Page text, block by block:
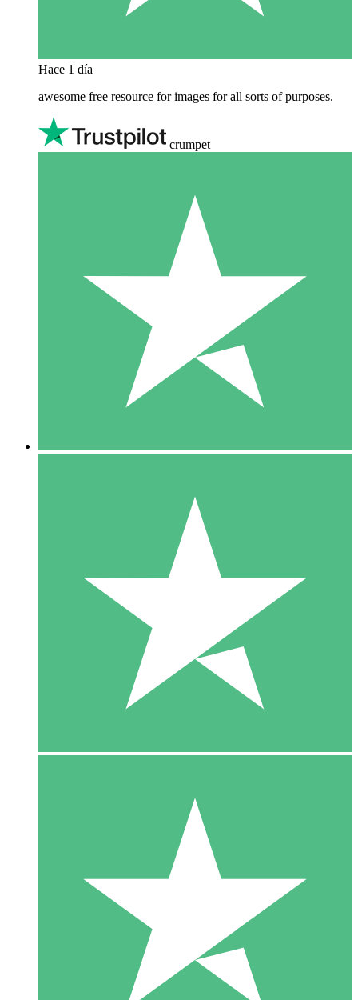
Hace 1 día
awesome free resource for images for all sorts of purposes.
crumpet